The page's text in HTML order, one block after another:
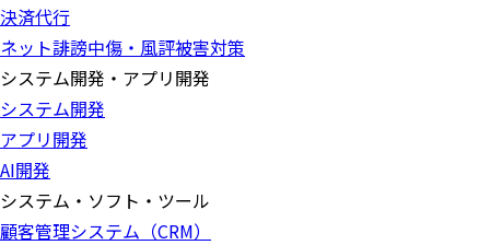
決済代行
ネット誹謗中傷・風評被害対策
システム開発・アプリ開発
システム開発
アプリ開発
AI開発
システム・ソフト・ツール
顧客管理システム（CRM）